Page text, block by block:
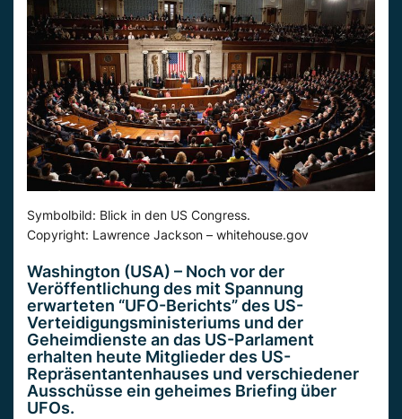
Symbolbild: Blick in den US Congress.
Copyright: Lawrence Jackson – whitehouse.gov
Washington (USA) – Noch vor der
Veröffentlichung des mit Spannung
erwarteten “UFO-Berichts” des US-
Verteidigungsministeriums und der
Geheimdienste an das US-Parlament
erhalten heute Mitgliederdes US-
Repräsentantenhauses und verschiedener
Ausschüsse ein geheimes Briefing über
UFOs.